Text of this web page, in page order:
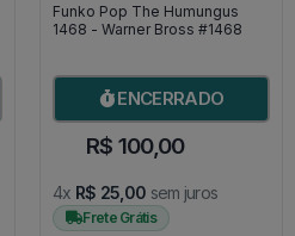
Funko Pop The Humungus
1468 - Warner Bross #1468
ENCERRADO
R$ 100,00
4x R$ 25,00 sem juros
Frete Grátis